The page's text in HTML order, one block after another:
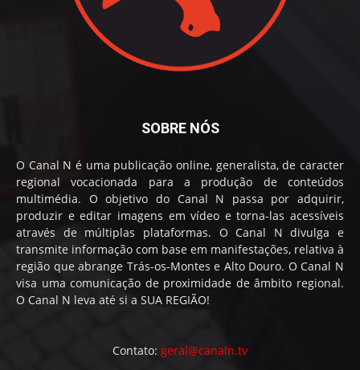
SOBRE NÓS
O Canal N é uma publicação online, generalista, de caracter
regional vocacionada para a produção de conteúdos
multimédia. O objetivo do Canal N passa por adquirir,
produzir e editar imagens em vídeo e torna-las acessíveis
através de múltiplas plataformas. O Canal N divulga e
transmite informação com base em manifestações, relativa à
região que abrange Trás-os-Montes e Alto Douro. O Canal N
visa uma comunicação de proximidade de âmbito regional.
O Canal N leva até si a SUA REGIÃO!
Contato: geral@canaln.tv